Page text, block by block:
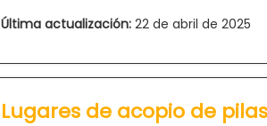
Última actualización: 22 de abril de 2025
Lugares de acopio de